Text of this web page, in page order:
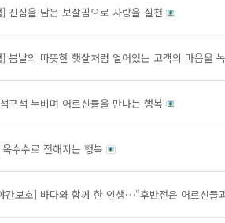
] 진심을 담은 보살핌으로 사랑을 실천
] 봄날의 따뜻한 햇살처럼 얼어있는 고객의 마음을
구석 누비며 어르신들을 만나는 행복
수수로 전해지는 행복
간보호] 바다와 함께 한 인생…“후반전은 어르신들